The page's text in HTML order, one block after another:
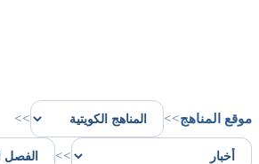
موقع المناهج>>
>>
>>